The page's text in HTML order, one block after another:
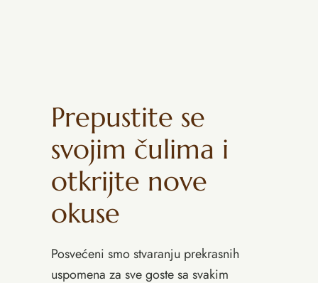
Prepustite se
svojim čulima i
otkrijte nove
okuse
Posvećeni smo stvaranju prekrasnih
uspomena za sve goste sa svakim